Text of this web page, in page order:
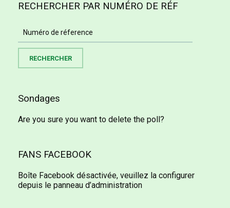
RECHERCHER PAR NUMÉRO DE RÉF
Sondages
Are you sure you want to delete the poll?
FANS FACEBOOK
Boîte Facebook désactivée, veuillez la configurer
depuis le panneau d’administration